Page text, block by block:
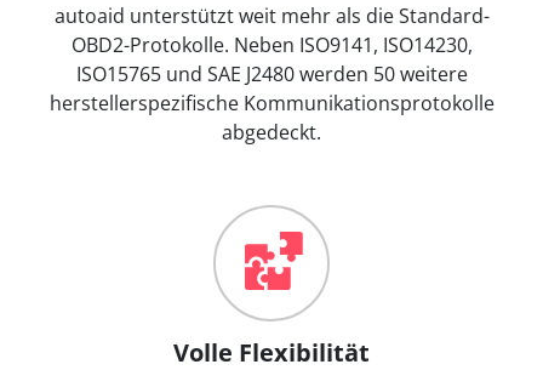
autoaid unterstützt weit mehr als die Standard-
OBD2-Protokolle. Neben ISO9141, ISO14230,
ISO15765 und SAE J2480 werden 50 weitere
herstellerspezifische Kommunikationsprotokolle
abgedeckt.
Volle Flexibilität